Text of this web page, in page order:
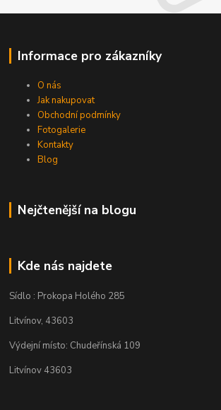
Informace pro zákazníky
O nás
Jak nakupovat
Obchodní podmínky
Fotogalerie
Kontakty
Blog
Nejčtenější na blogu
Kde nás najdete
Sídlo : Prokopa Holého 285
Litvínov, 43603
Výdejní místo: Chudeřínská 109
Litvínov 43603